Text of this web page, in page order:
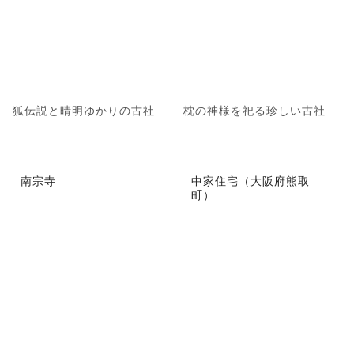
狐伝説と晴明ゆかりの古社 枕の神様を祀る珍しい古社
南宗寺
中家住宅（大阪府熊取
町）